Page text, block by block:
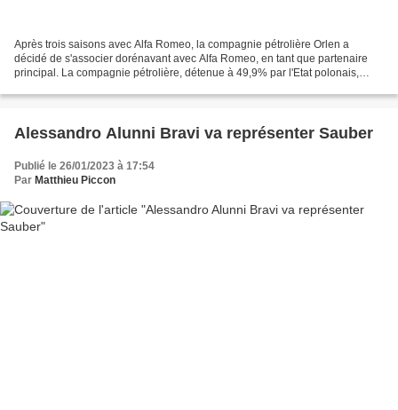
Après trois saisons avec Alfa Romeo, la compagnie pétrolière Orlen a
décidé de s'associer dorénavant avec Alfa Romeo, en tant que partenaire
principal. La compagnie pétrolière, détenue à 49,9% par l'Etat polonais,
Alessandro Alunni Bravi va représenter Sauber
Publié le 26/01/2023 à 17:54
Par Matthieu Piccon